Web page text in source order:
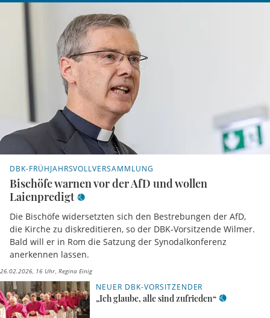
DBK-FRÜHJAHRSVOLLVERSAMMLUNG
Bischöfe warnen vor der AfD und wollen
Laienpredigt
Die Bischöfe widersetzten sich den Bestrebungen der AfD,
die Kirche zu diskreditieren, so der DBK-Vorsitzende Wilmer.
Bald will er in Rom die Satzung der Synodalkonferenz
anerkennen lassen.
26.02.2026, 16 Uhr Regina Einig
NEUER DBK-VORSITZENDER
„Ich glaube, alle sind zufrieden“